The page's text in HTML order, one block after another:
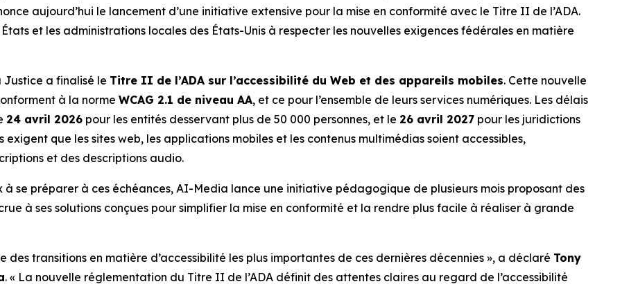
aujourd’hui le lancement d’une initiative extensive pour la mise en conformité avec le Titre II de l’ADA.
et les administrations locales des États-Unis à respecter les nouvelles exigences fédérales en matière
a finalisé le Titre II de l’ADA sur l’accessibilité du Web et des appareils mobiles. Cette nouvelle
à la norme WCAG 2.1 de niveau AA, et ce pour l’ensemble de leurs services numériques. Les délais
24 avril 2026 pour les entités desservant plus de 50 000 personnes, et le 26 avril 2027 pour les juridictions
exigent que les sites web, les applications mobiles et les contenus multimédias soient accessibles,
et des descriptions audio.
à se préparer à ces échéances, AI-Media lance une initiative pédagogique de plusieurs mois proposant des
à ses solutions conçues pour simplifier la mise en conformité et la rendre plus facile à réaliser à grande
des transitions en matière d’accessibilité les plus importantes de ces dernières décennies », a déclaré Tony
. « La nouvelle réglementation du Titre II de l’ADA définit des attentes claires au regard de l’accessibilité